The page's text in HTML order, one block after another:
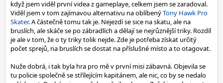
když jsem viděl první videa z gameplaye, celkem jsem se zaradoval.
Viděl jsem v tom zajímavou alternativu na oblíbenýTony Hawk Pro
Skater. A částečně tomu tak je. Nejezdí se sice na skatu, ale na
bruslích, ale skáče se po zábradlích a dělají se nejrůznější triky. Rozdíl
je ale v tom, že o ty triky tolik nejde. Zde je potřeba získat určitý
počet sprejů, na bruslích se dostat na příslušné místo a to otagovat.
Nuže dobrá, i tak byla hra pro mě v první misi zábavná. Objevila se
tu policie společně se střílejícím kapitánem, ale nic, co by se nedalo